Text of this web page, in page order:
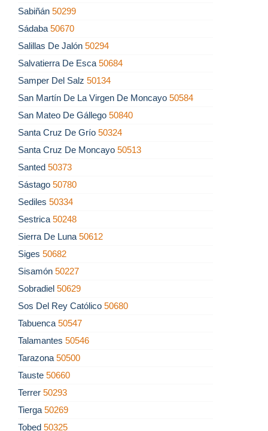
Sabiñán 50299
Sádaba 50670
Salillas De Jalón 50294
Salvatierra De Esca 50684
Samper Del Salz 50134
San Martín De La Virgen De Moncayo 50584
San Mateo De Gállego 50840
Santa Cruz De Grío 50324
Santa Cruz De Moncayo 50513
Santed 50373
Sástago 50780
Sediles 50334
Sestrica 50248
Sierra De Luna 50612
Siges 50682
Sisamón 50227
Sobradiel 50629
Sos Del Rey Católico 50680
Tabuenca 50547
Talamantes 50546
Tarazona 50500
Tauste 50660
Terrer 50293
Tierga 50269
Tobed 50325